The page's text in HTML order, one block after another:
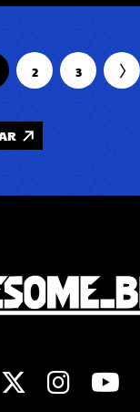
2 3